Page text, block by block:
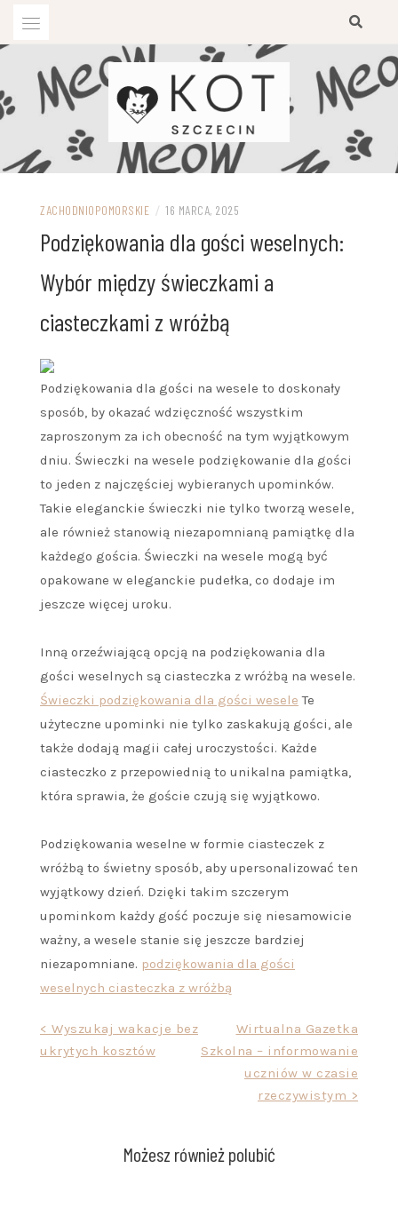
treści
ZACHODNIOPOMORSKIE / 16 MARCA, 2025
Podziękowania dla gości weselnych:
Wybór między świeczkami a
ciasteczkami z wróżbą
Podziękowania dla gości na wesele to doskonały
sposób, by okazać wdzięczność wszystkim
zaproszonym za ich obecność na tym wyjątkowym
dniu. Świeczki na wesele podziękowanie dla gości
to jeden z najczęściej wybieranych upominków.
Takie eleganckie świeczki nie tylko tworzą wesele,
ale również stanowią niezapomnianą pamiątkę dla
każdego gościa. Świeczki na wesele mogą być
opakowane w eleganckie pudełka, co dodaje im
jeszcze więcej uroku.
Inną orzeźwiającą opcją na podziękowania dla
gości weselnych są ciasteczka z wróżbą na wesele.
Świeczki podziękowania dla gości wesele Te
użyteczne upominki nie tylko zaskakują gości, ale
także dodają magii całej uroczystości. Każde
ciasteczko z przepowiednią to unikalna pamiątka,
która sprawia, że goście czują się wyjątkowo.
Podziękowania weselne w formie ciasteczek z
wróżbą to świetny sposób, aby upersonalizować ten
wyjątkowy dzień. Dzięki takim szczerym
upominkom każdy gość poczuje się niesamowicie
ważny, a wesele stanie się jeszcze bardziej
niezapomniane. podziękowania dla gości
weselnych ciasteczka z wróżbą
Nawigacja
wpisu
< Wyszukaj wakacje bez
ukrytych kosztów
Wirtualna Gazetka
Szkolna – informowanie
uczniów w czasie
rzeczywistym >
Możesz również polubić